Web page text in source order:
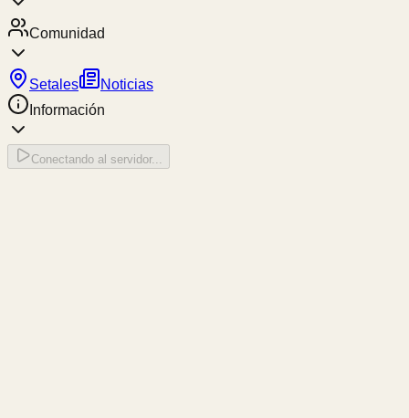
Comunidad
Setales
Noticias
Información
Conectando al servidor...